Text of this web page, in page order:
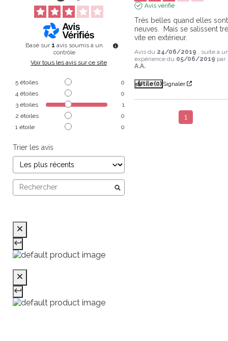
Basé sur 1 avis soumis à un
contrôle
Voir tous les avis sur ce site
5 étoiles
0
4 étoiles
0
3 étoiles
1
2 étoiles
0
1 étoile 0
Trier les avis
Avis vérifié
Très belles quand elles sont
neuves.  Mais se salissent
vite en extérieur.
Avis du 24/06/2019 , suite à
expérience du 05/06/2019 par
A.A.
Utile(0) Signaler
1